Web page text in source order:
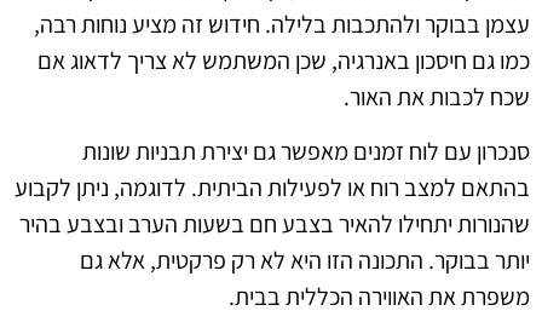
עצמן בבוקר ולהתכבות בלילה. חידוש זה מציע נוחות רבה,
כמו גם חיסכון באנרגיה, שכן המשתמש לא צריך לדאוג אם
שכח לכבות את האור.
סנכרון עם לוח זמנים מאפשר גם יצירת תבניות שונות
בהתאם למצב רוח או לפעילות הביתית. לדוגמה, ניתן לקבוע
שהנורות יתחילו להאיר בצבע חם בשעות הערב ובצבע בהיר
יותר בבוקר. התכונה הזו היא לא רק פרקטית, אלא גם
משפרת את האווירה הכללית בבית.